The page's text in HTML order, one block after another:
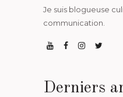
Je suis blogueuse
communication.
Derniers